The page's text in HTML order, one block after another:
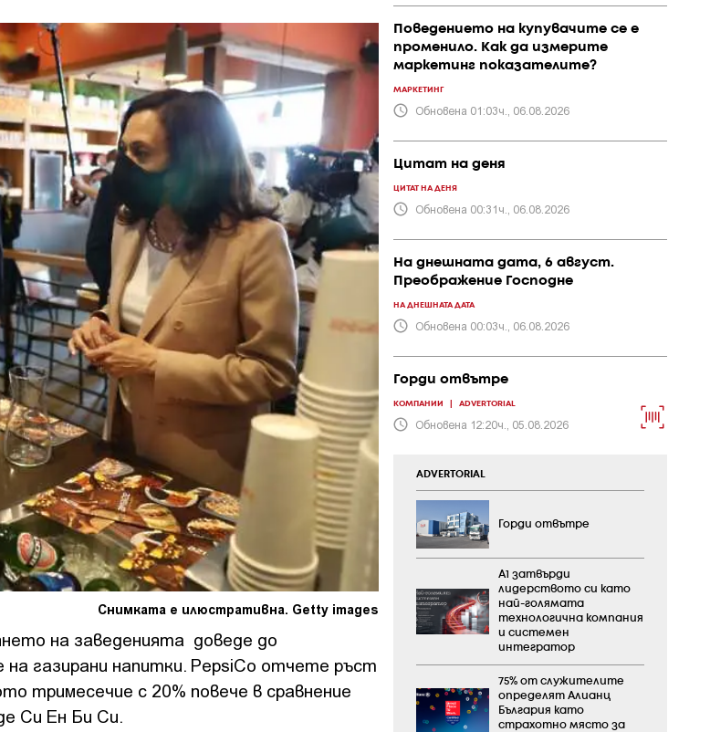
Снимката е илюстративна. Getty images
на заведенията доведе до
газирани напитки. PepsiCo отчете ръст
тримесечие с 20% повече в сравнение
Си Ен Би Си.
Поведението на купувачите се е
променило. Как да измерите
маркетинг показателите?
МАРКЕТИНГ
Обновена 01:03ч., 06.08.2026
Цитат на деня
ЦИТАТ НА ДЕНЯ
Обновена 00:31ч., 06.08.2026
На днешната дата, 6 август.
Преображение Господне
НА ДНЕШНАТА ДАТА
Обновена 00:03ч., 06.08.2026
Горди отвътре
КОМПАНИИ ADVERTORIAL
Обновена 12:20ч., 05.08.2026
ADVERTORIAL
Горди отвътре
А1 затвърди
лидерството си като
най-голямата
технологична компания
и системен
интегратор
75% от служителите
определят Алианц
България като
страхотно място за